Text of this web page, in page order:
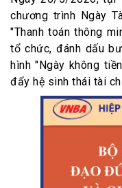
chương trình Ngày
"Thanh toán thông
tổ chức, đánh dấu
hình "Ngày không
đẩy hệ sinh thái tài